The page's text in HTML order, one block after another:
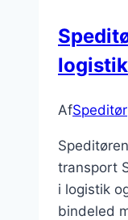
logistik
AfSpeditør
transport
i logistik
bindeled